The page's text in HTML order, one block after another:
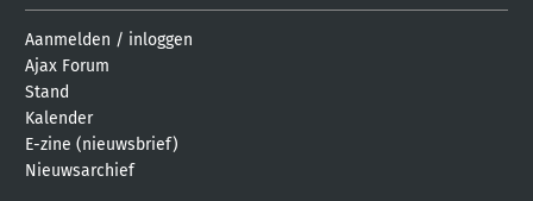
Aanmelden / inloggen
Ajax Forum
Stand
Kalender
E-zine (nieuwsbrief)
Nieuwsarchief